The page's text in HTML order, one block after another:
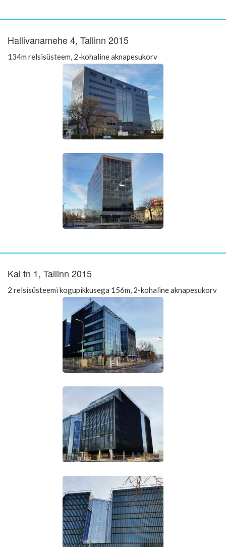
Hallivanamehe 4, Tallinn 2015
134m relsisüsteem, 2-kohaline aknapesukorv
Kai tn 1, Tallinn 2015
2 relsisüsteemi kogupikkusega 156m, 2-kohaline aknapesukorv